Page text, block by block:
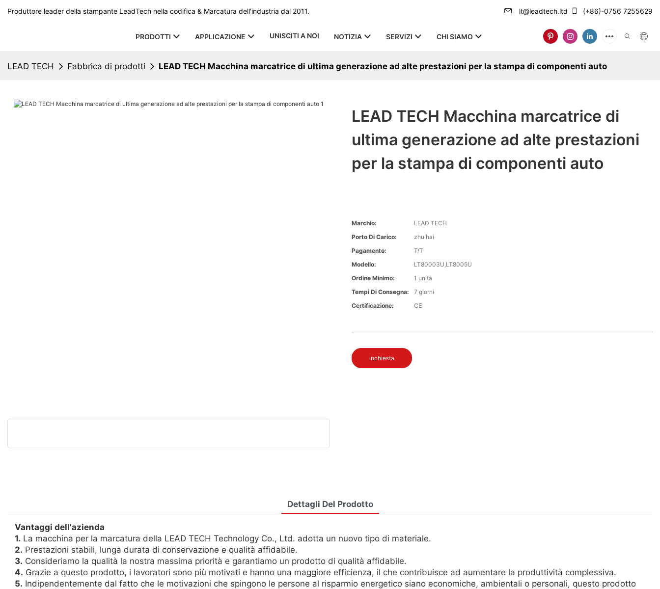
Produttore leader della stampante LeadTech nella codifica & Marcatura dell'industria dal 2011. lt@leadtech.ltd (+86)-0756 7255629
PRODOTTI APPLICAZIONE UNISCITI A NOI NOTIZIA SERVIZI CHI SIAMO
LEAD TECH Fabbrica di prodotti LEAD TECH Macchina marcatrice di ultima generazione ad alte prestazioni per la stampa di componenti auto
LEAD TECH Macchina marcatrice di
ultima generazione ad alte prestazioni
per la stampa di componenti auto
Marchio:
LEAD TECH
Porto Di Carico:
zhu hai
Pagamento:
T/T
Modello:
LT80003U,LT8005U
Ordine Minimo:
1 unità
Tempi Di Consegna:
7 giorni
Certificazione:
CE
inchiesta
Dettagli Del Prodotto
Vantaggi dell'azienda
1. La macchina per la marcatura della LEAD TECH Technology Co., Ltd. adotta un nuovo tipo di materiale.
2. Prestazioni stabili, lunga durata di conservazione e qualità affidabile.
3. Consideriamo la qualità la nostra massima priorità e garantiamo un prodotto di qualità affidabile.
4. Grazie a questo prodotto, i lavoratori sono più motivati ​​e hanno una maggiore efficienza, il che contribuisce ad aumentare la produttività complessiva.
5. Indipendentemente dal fatto che le motivazioni che spingono le persone al risparmio energetico siano economiche, ambientali o personali, questo prodotto